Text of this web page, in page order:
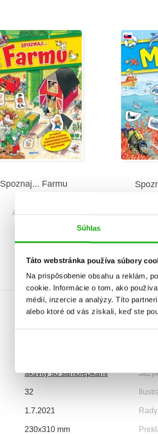
Súhlas
Táto webstránka používa súbory
Na prispôsobenie obsahu a reklám,
cookie. Informácie o tom, ako
médií, inzercie a analýzy. Títo
alebo ktoré od vás získali, keď ste
Spoznaj... Farmu
Anna Casalis
aktivity so samolepkami
32
1.7.2021
230x310 mm
Rady